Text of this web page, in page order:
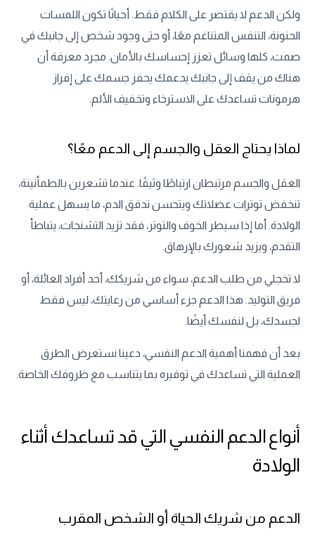
ولكن الدعم لا يقتصر على الكلام فقط. أحيانًا تكون اللمسات
الحنونة، التنفس المتناغم معًا، أو حتى وجود شخص إلى جانبك في
صمت، كلها وسائل تعزز إحساسك بالأمان. مجرد معرفة أن
هناك من يقف إلى جانبك يدعمك يحفز جسمك على إفراز
هرمونات تساعدك على الاسترخاء وتخفيف الألم.
لماذا يحتاج العقل والجسم إلى الدعم معًا؟
العقل والجسم مرتبطان ارتباطًا وثيقًا. عندما تشعرين بالطمأنينة،
تنخفض توترات عضلاتك ويتحسن تدفق الدم، ما يسهل عملية
الولادة. أما إذا سيطر الخوف والتوتر، فقد تزيد التشنجات، يتباطأ
التقدم، ويزيد شعورك بالإرهاق.
لا تخجلي من طلب الدعم، سواء من شريكك، أحد أفراد العائلة، أو
فريق التوليد. هذا الدعم جزء أساسي من رعايتك، ليس فقط
لجسدك، بل لنفسك أيضًا.
بعد أن فهمنا أهمية الدعم النفسي، دعينا نستعرض الطرق
العملية التي تساعدك في توفيره بما يتناسب مع ظروفك الخاصة.
أنواع الدعم النفسي التي قد تساعدك أثناء
الولادة
الدعم من شريك الحياة أو الشخص المقرب